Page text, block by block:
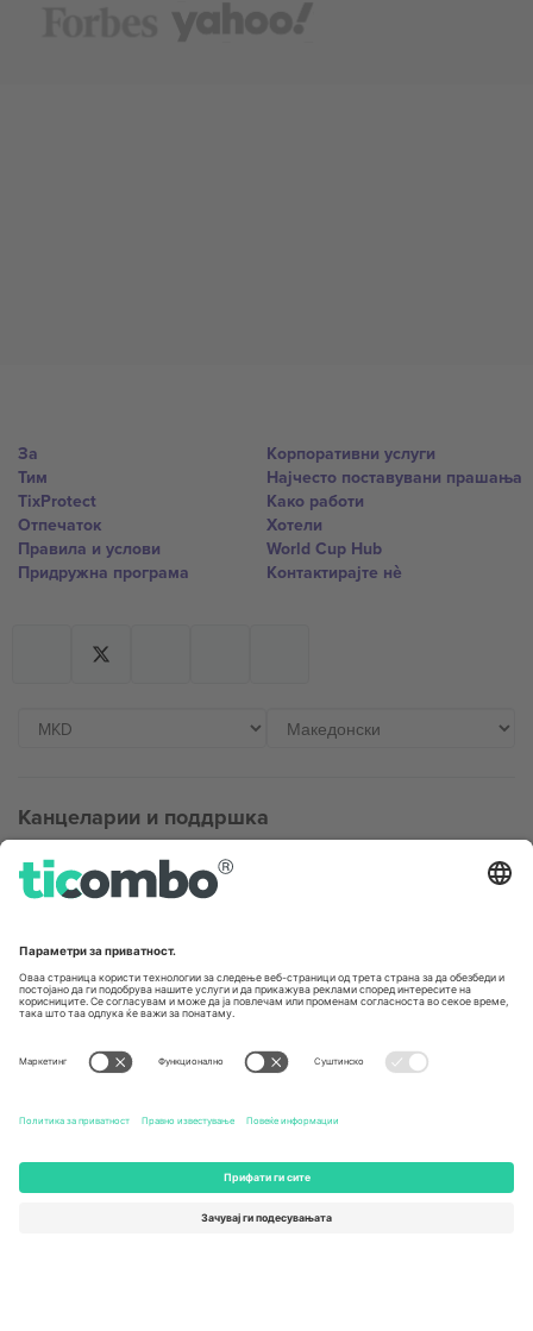
За
Тим
TixProtect
Отпечаток
Правила и услови
Придружна програма
Корпоративни услуги
Најчесто поставувани прашања
Како работи
Хотели
World Cup Hub
Контактирајте нѐ
Канцеларии и поддршка
Germany
Unter den Linden 24, 10117
United States
Newark, Delaware 19713, United
Switzerland
Engelberg, Switzerland
Regus Sofia City West, bul
Totleben 53-55, 1606 Sofia,
UAE Dubai Silicon Oasis, DDP
Building A1, Office 302, Dubai,
United Arab Emirates